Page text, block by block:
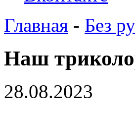
Главная - Без
Наш
28.08.2023